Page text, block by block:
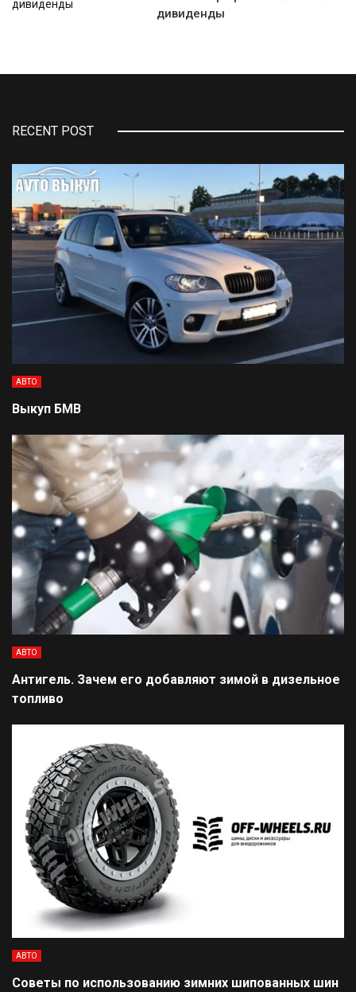
дивиденды
RECENT POST
АВТО
Выкуп БМВ
АВТО
Антигель. Зачем его добавляют зимой в дизельное
топливо
АВТО
Советы по использованию зимних шипованных шин